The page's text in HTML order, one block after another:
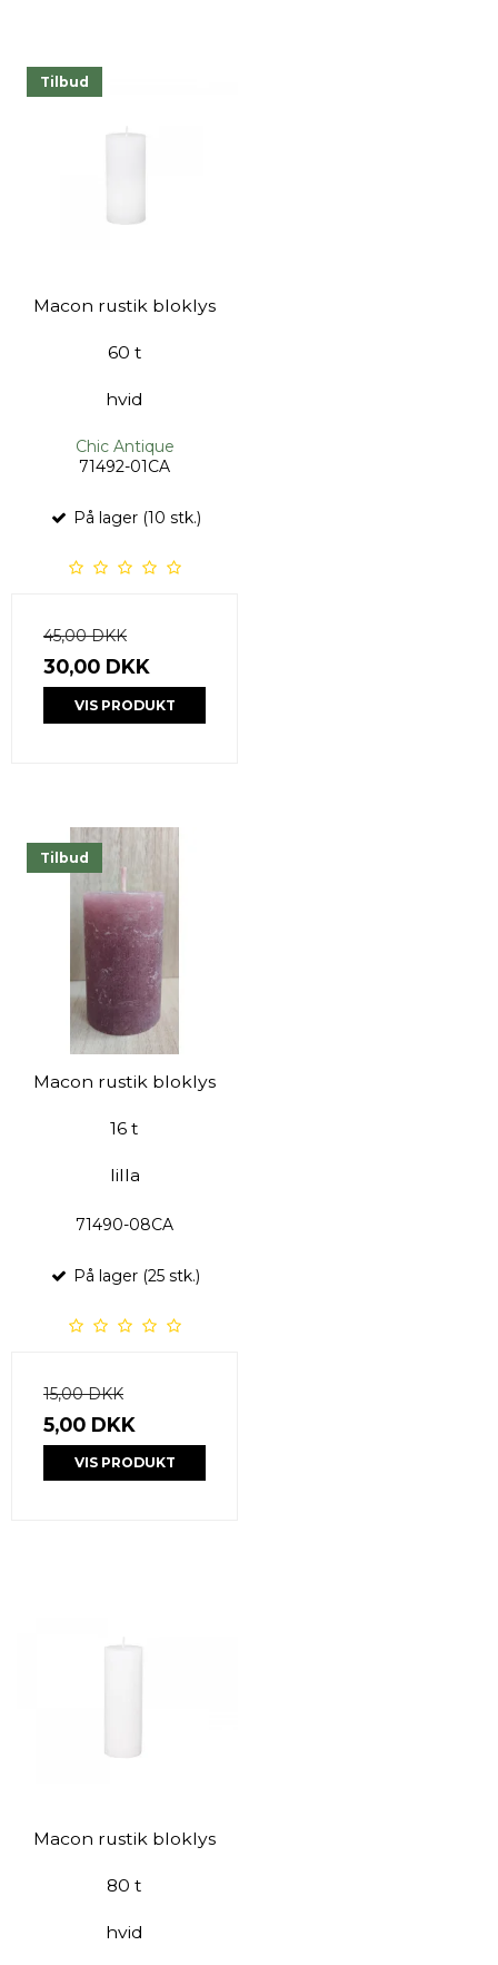
Tilbud
Macon rustik bloklys
60 t
hvid
Chic Antique
71492-01CA
På lager (10 stk.)
45,00 DKK
30,00 DKK
VIS PRODUKT
Tilbud
Macon rustik bloklys
16 t
lilla
71490-08CA
På lager (25 stk.)
15,00 DKK
5,00 DKK
VIS PRODUKT
Macon rustik bloklys
80 t
hvid